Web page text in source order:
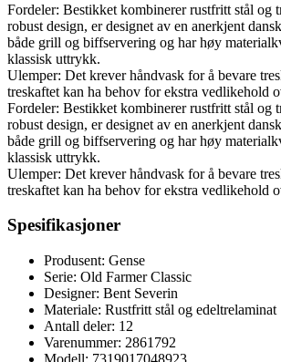
Fordeler: Bestikket kombinerer rustfritt stål og
robust design, er designet av en anerkjent
både grill og biffservering og har høy
klassisk uttrykk.
Ulemper: Det krever håndvask for å bevare
treskaftet kan ha behov for ekstra vedlikehold
Fordeler: Bestikket kombinerer rustfritt stål og
robust design, er designet av en anerkjent
både grill og biffservering og har høy
klassisk uttrykk.
Ulemper: Det krever håndvask for å bevare
treskaftet kan ha behov for ekstra vedlikehold
Spesifikasjoner
Produsent: Gense
Serie: Old Farmer Classic
Designer: Bent Severin
Materiale: Rustfritt stål og edeltrelaminat
Antall deler: 12
Varenummer: 2861792